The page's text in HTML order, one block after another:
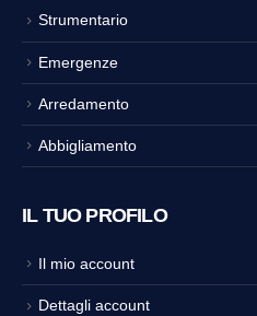
Strumentario
Emergenze
Arredamento
Abbigliamento
IL TUO PROFILO
Il mio account
Dettagli account